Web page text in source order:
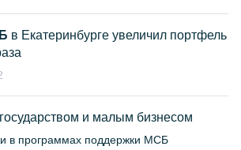
в Екатеринбурге увеличил портфель
и малым бизнесом
в программах поддержки МСБ